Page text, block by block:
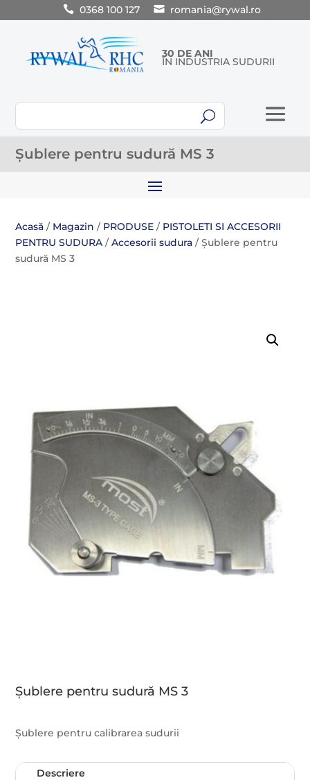
0368 100 127 romania@rywal.ro
30 DE ANI
ÎN INDUSTRIA SUDURII
U
Șublere pentru sudură MS 3
Acasă / Magazin / PRODUSE / PISTOLETI SI ACCESORII
PENTRU SUDURA /Accesorii sudura / Șublere pentru
sudură MS 3
Șublere pentru sudură MS 3
Șublere pentru calibrarea sudurii
Descriere